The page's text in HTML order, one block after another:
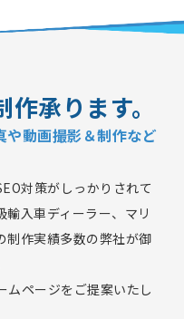
承ります。
動画撮影＆制作など
対策がしっかりされて
入車ディーラー、マリ
制作実績多数の弊社が御
ムページをご提案いたし